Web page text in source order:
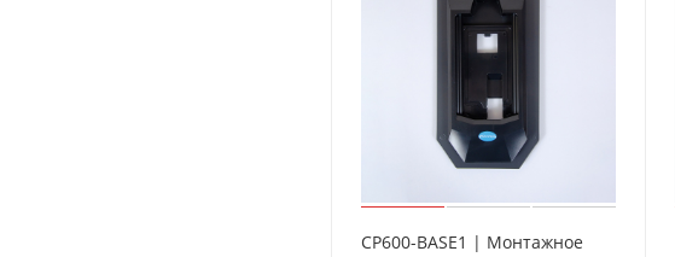
CP600-BASE1 | Монтажное